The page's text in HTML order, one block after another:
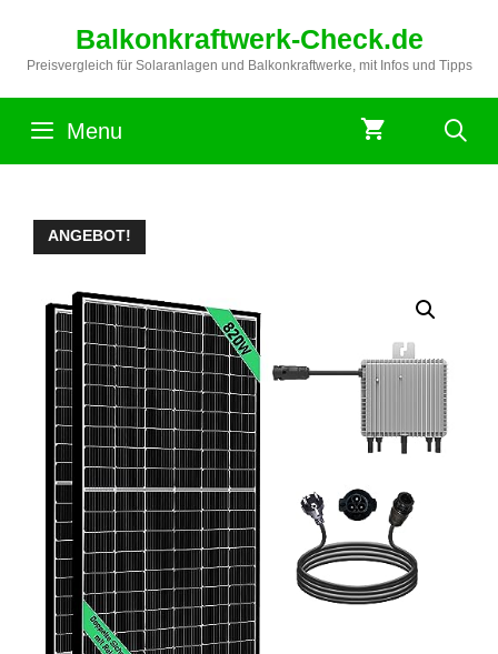
springen
Balkonkraftwerk-Check.de
Preisvergleich für Solaranlagen und Balkonkraftwerke, mit Infos und Tipps
Menu
ANGEBOT!